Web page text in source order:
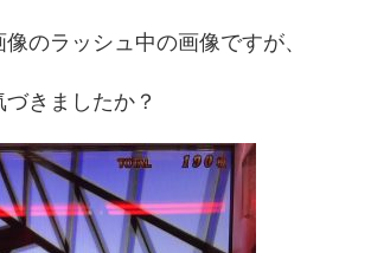
のラッシュ中の画像ですが、
きましたか？